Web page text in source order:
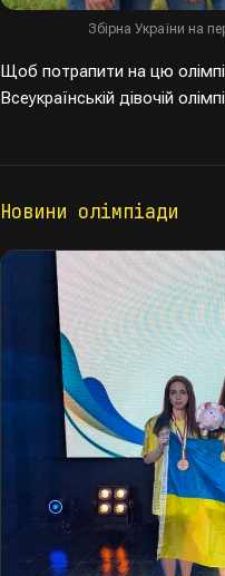
Збірна України на
Щоб потрапити на цю
Всеукраїнській дівочій
Новини олімпіади